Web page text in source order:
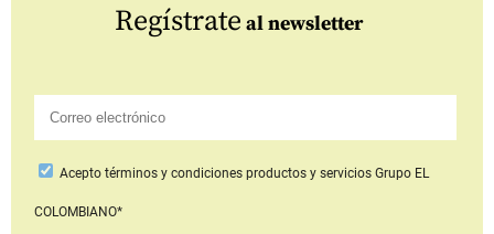
Regístrate al newsletter
Aceptotérminos y condiciones productos y serviciosGrupo EL
COLOMBIANO*